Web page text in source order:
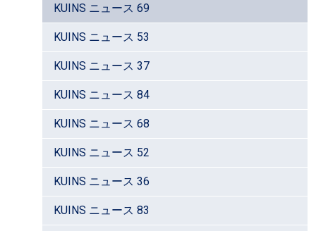
KUINS ニュース 69
KUINS ニュース 53
KUINS ニュース 37
KUINS ニュース 84
KUINS ニュース 68
KUINS ニュース 52
KUINS ニュース 36
KUINS ニュース 83